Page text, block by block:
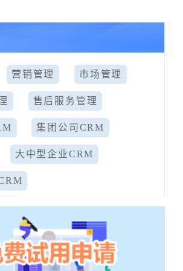
营销管理 市场管理
售后服务管理
集团公司CRM
大中型企业CRM